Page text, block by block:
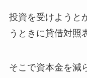
投資を受けようと
うときに貸借対照
そこで資本金を減